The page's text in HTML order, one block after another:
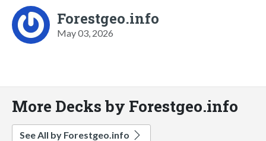
Forestgeo.info
May 03, 2026
More Decks by Forestgeo.info
See All by Forestgeo.info